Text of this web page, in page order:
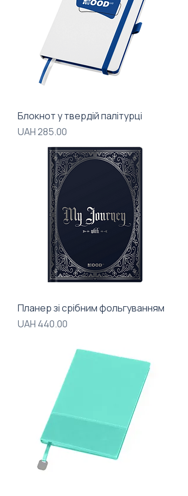
Блокнот у твердій палітурці
Price
UAH 285.00
Планер зі срібним фольгуванням
Price
UAH 440.00